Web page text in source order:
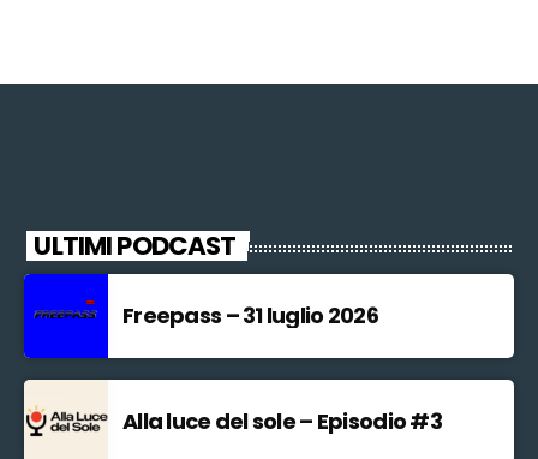
ULTIMI PODCAST
Freepass – 31 luglio 2026
Alla luce del sole – Episodio #3